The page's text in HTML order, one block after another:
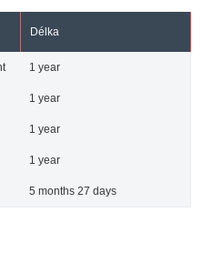
Délka
1 year
1 year
1 year
1 year
5 months 27 days